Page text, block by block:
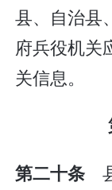
县、自治县
府兵役机关
关信息。
第二十条